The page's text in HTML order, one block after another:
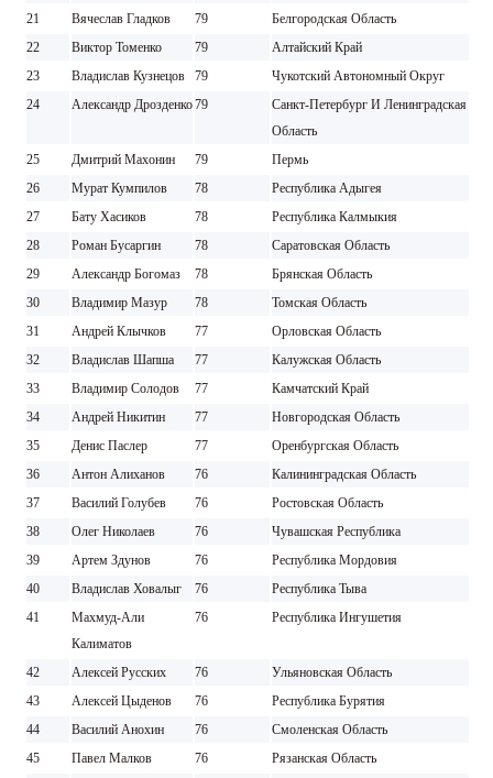
21
Вячеслав Гладков 79
Белгородская Область
22
Виктор Томенко 79
Алтайский Край
23
Владислав Кузнецов 79
Чукотский Автономный Округ
24
Александр Дрозденко79
Санкт-Петербург И Ленинградская
Область
25
Дмитрий Махонин 79
Пермь
26
Мурат Кумпилов 78
Республика Адыгея
27
Бату Хасиков 78
Республика Калмыкия
28
Роман Бусаргин 78
Саратовская Область
29
Александр Богомаз 78
Брянская Область
30
Владимир Мазур 78
Томская Область
31
Андрей Клычков 77
Орловская Область
32
Владислав Шапша 77
Калужская Область
33
Владимир Солодов 77
Камчатский Край
34
Андрей Никитин 77
Новгородская Область
35
Денис Паслер 77
Оренбургская Область
36
Антон Алиханов 76
Калининградская Область
37
Василий Голубев 76
Ростовская Область
38
Олег Николаев 76
Чувашская Республика
39
Артем Здунов 76
Республика Мордовия
40
Владислав Ховалыг 76
Республика Тыва
41
Махмуд-Али
Калиматов
76 Республика Ингушетия
42 Алексей Русских 76
Ульяновская Область
43
Алексей Цыденов 76
Республика Бурятия
44
Василий Анохин 76
Смоленская Область
45
Павел Малков 76
Рязанская Область